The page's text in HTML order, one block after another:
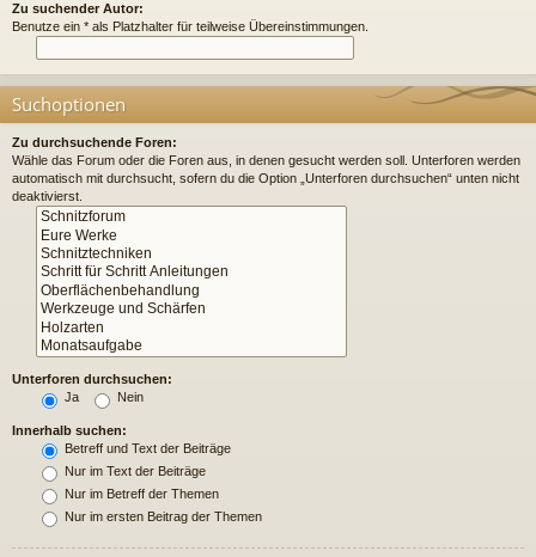
Zu suchender Autor:
Benutze ein * als Platzhalter für teilweise Übereinstimmungen.
Suchoptionen
Zu durchsuchende Foren:
Wähle das Forum oder die Foren aus, in denen gesucht werden soll. Unterforen werden
automatisch mit durchsucht, sofern du die Option „Unterforen durchsuchen“ unten nicht
deaktivierst.
Unterforen durchsuchen:
Ja
Nein
Innerhalb suchen:
Betreff und Text der Beiträge
Nur im Text der Beiträge
Nur im Betreff der Themen
Nur im ersten Beitrag der Themen